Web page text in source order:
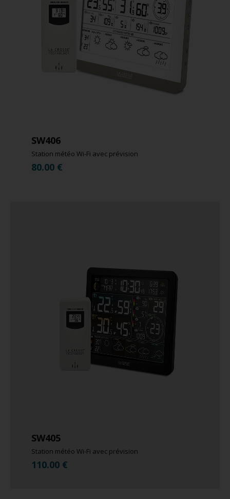
SW406
Station météo Wi-Fi avec prévision
80.00 €
SW405
Station météo Wi-Fi avec prévision
110.00 €